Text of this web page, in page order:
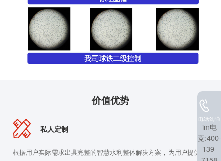
价值优势
私人定制
根据用户实际需求出具完整的智慧水利整体解决方案，为用户提供从
电话沟通
im电
竞:400-
139-